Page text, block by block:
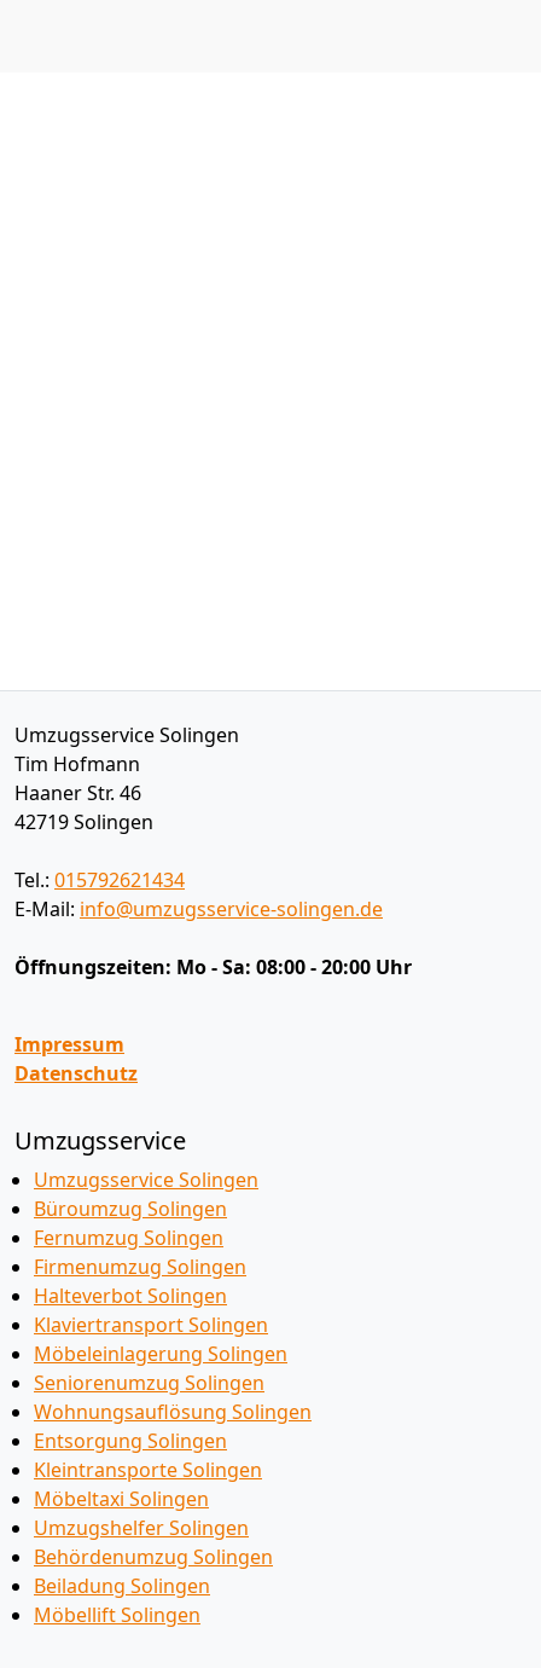
Umzugsservice Solingen
Tim Hofmann
Haaner Str. 46
42719Solingen
Tel.: 015792621434
E-Mail: info@umzugsservice-solingen.de
Öffnungszeiten: Mo - Sa: 08:00 - 20:00 Uhr
Impressum
Datenschutz
Umzugsservice
Umzugsservice Solingen
Büroumzug Solingen
Fernumzug Solingen
Firmenumzug Solingen
Halteverbot Solingen
Klaviertransport Solingen
Möbeleinlagerung Solingen
Seniorenumzug Solingen
Wohnungsauflösung Solingen
Entsorgung Solingen
Kleintransporte Solingen
Möbeltaxi Solingen
Umzugshelfer Solingen
Behördenumzug Solingen
Beiladung Solingen
Möbellift Solingen